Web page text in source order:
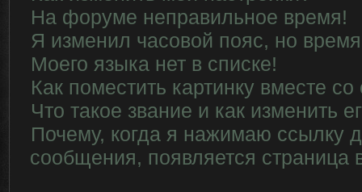
На форуме неправильное время!
Я изменил часовой пояс, но
Моего языка нет в списке!
Как поместить картинку вместе
Что такое звание и как изменить
Почему, когда я нажимаю ссылку
сообщения, появляется страница